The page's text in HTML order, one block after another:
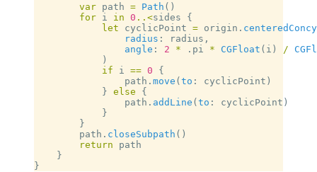
        var
path = Path ()
        for
i in 0 ..<sides {
            let
cyclicPoint = origin.
                radius
: radius,
                angle
: 2 * .pi * CGFloat (i) /
            )
            if
i == 0 {
                path.
move (to : cyclicPoint)
            }
else {
                path.
addLine (to : cyclicPoint)
            }
        }
        path.
closeSubpath ()
        return
path
    }
}